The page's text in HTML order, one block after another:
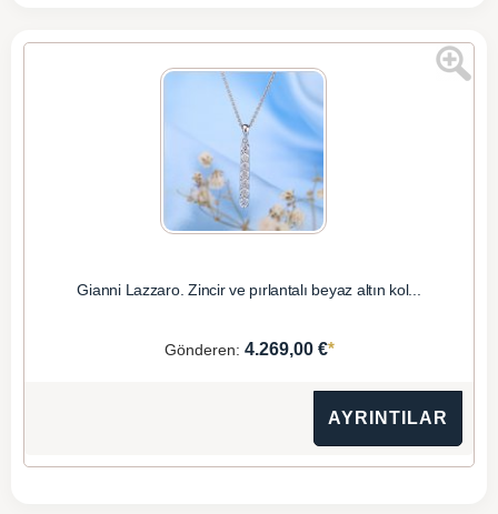
Gianni Lazzaro. Zincir ve pırlantalı beyaz altın kol...
Gönderen: 4.269,00 €*
AYRINTILAR